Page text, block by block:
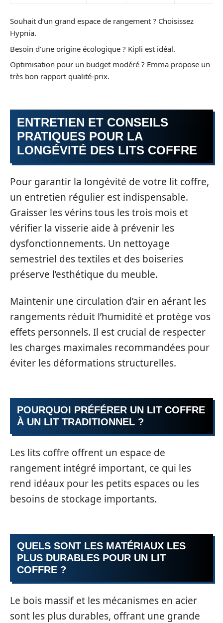
Souhait d’un grand espace de rangement ? Choisissez
Hypnia.
Besoin d’une origine écologique ? Kipli est idéal.
Optimisation pour un budget modéré ? Emma propose un
très bon rapport qualité-prix.
ENTRETIEN ET CONSEILS
PRATIQUES POUR LA
LONGÉVITÉ DES LITS COFFRE
Pour garantir la longévité de votre lit coffre,
un entretien régulier est indispensable.
Graisser les vérins tous les trois mois et
vérifier la visserie aide à prévenir les
dysfonctionnements. Un nettoyage
semestriel des textiles et des boiseries
préserve l’esthétique du meuble.
Maintenir une circulation d’air en aérant les
rangements réduit l’humidité et protège vos
effets personnels. Il est crucial de respecter
les charges maximales recommandées pour
éviter les déformations structurelles.
POURQUOI PRÉFÉRER UN LIT COFFRE
À UN LIT TRADITIONNEL ?
Les lits coffre offrent un espace de
rangement intégré important, ce qui les
rend idéaux pour les petits espaces ou les
besoins de stockage importants.
QUELS SONT LES MATÉRIAUX LES
PLUS DURABLES POUR UN LIT
COFFRE ?
Le bois massif et les mécanismes en acier
sont les plus durables, offrant une grande